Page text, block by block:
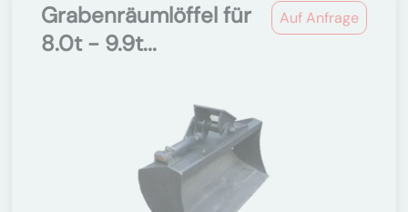
Auf Anfrage
Grabenräumlöffel für
8.0t - 9.9t...